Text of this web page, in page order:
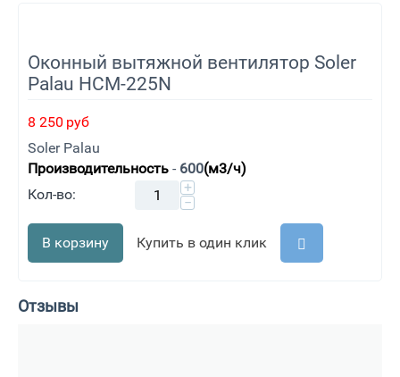
Оконный вытяжной вентилятор Soler
Palau HCM-225N
8 250 руб
Soler Palau
Производительность - 600(м3/ч)
Кол-во:
+
−
В корзину Купить в один клик
Отзывы